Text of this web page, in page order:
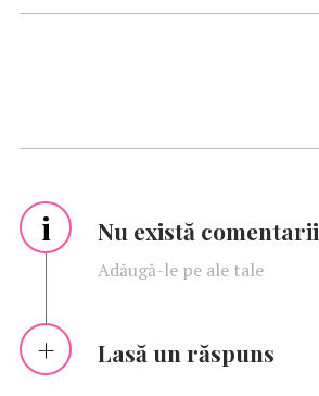
i Nu există comentarii
Adăugă-le pe ale tale
Lasă un răspuns